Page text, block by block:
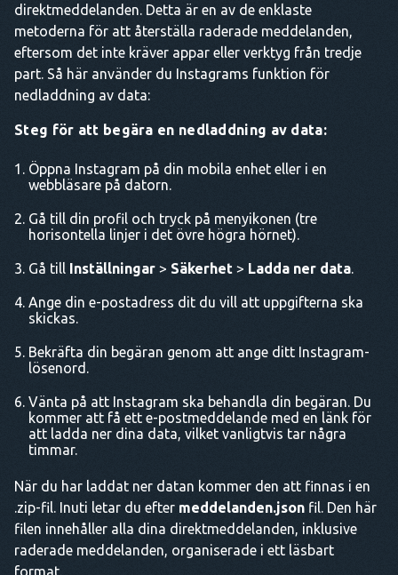
direktmeddelanden. Detta är en av de enklaste
metoderna för att återställa raderade meddelanden,
eftersom det inte kräver appar eller verktyg från tredje
part. Så här använder du Instagrams funktion för
nedladdning av data:
Steg för att begära en nedladdning av data:
Öppna Instagram på din mobila enhet eller i en
webbläsare på datorn.
Gå till din profil och tryck på menyikonen (tre
horisontella linjer i det övre högra hörnet).
Gå till Inställningar > Säkerhet > Ladda ner data.
Ange din e-postadress dit du vill att uppgifterna ska
skickas.
Bekräfta din begäran genom att ange ditt Instagram-
lösenord.
Vänta på att Instagram ska behandla din begäran. Du
kommer att få ett e-postmeddelande med en länk för
att ladda ner dina data, vilket vanligtvis tar några
timmar.
När du har laddat ner datan kommer den att finnas i en
.zip-fil. Inuti letar du efter meddelanden.json fil. Den här
filen innehåller alla dina direktmeddelanden, inklusive
raderade meddelanden, organiserade i ett läsbart
format.